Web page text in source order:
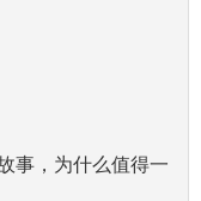
事，为什么值得一